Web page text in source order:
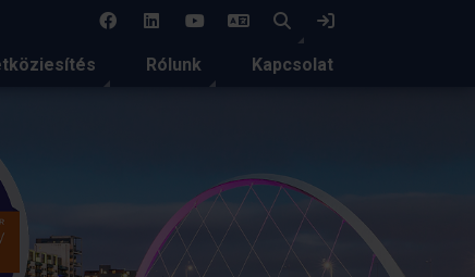
EN Keresés
Rólunk Kapcsolat
és közös
rendezvényén